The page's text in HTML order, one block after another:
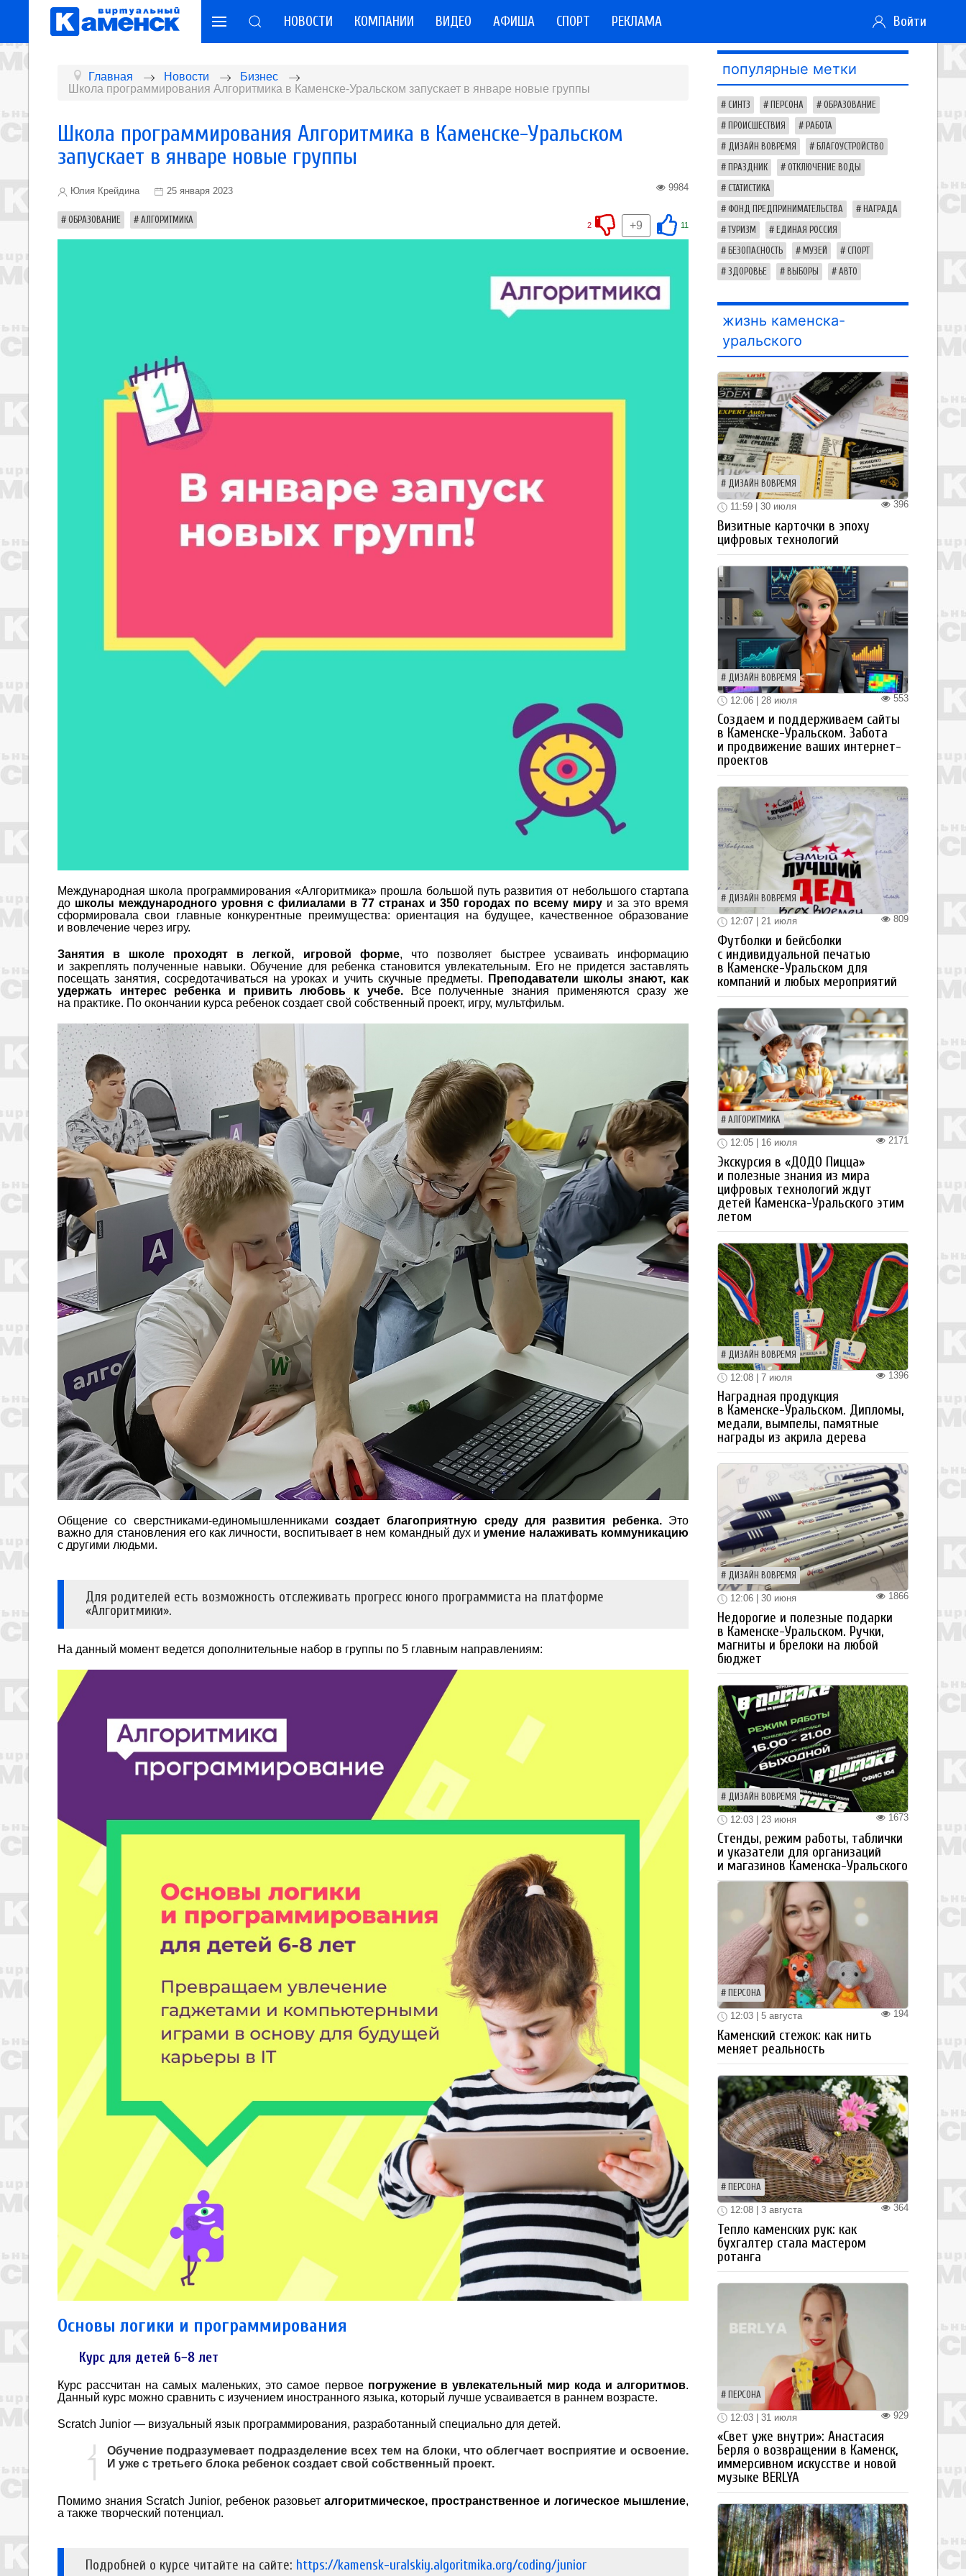
НОВОСТИ КОМПАНИИ ВИДЕО АФИША СПОРТ РЕКЛАМА Войти
Главная Новости
Бизнес
Школа программирования Алгоритмика в Каменске-Уральском запускает в январе новые группы
Школа программирования Алгоритмика в Каменске-Уральском
запускает в январе новые группы
Юлия Крейдина 25 января 2023 9984
ОБРАЗОВАНИЕ АЛГОРИТМИКА 11
+9
2
Международная школа программирования «Алгоритмика» прошла большой путь развития от небольшого стартапа
до школы международного уровня с филиалами в 77 странах и 350 городах по всему миру и за это время
сформировала свои главные конкурентные преимущества: ориентация на будущее, качественное образование
и вовлечение через игру.
Занятия в школе проходят в легкой, игровой форме, что позволяет быстрее усваивать информацию
и закреплять полученные навыки. Обучение для ребенка становится увлекательным. Его не придется заставлять
посещать занятия, сосредотачиваться на уроках и учить скучные предметы.
Преподаватели школы знают, как
удержать интерес ребенка и привить любовь к учебе.Все полученные знания применяются сразу же
на практике. По окончании курса ребенок создает свой собственный проект, игру, мультфильм.
Общение со сверстниками-единомышленниками создает благоприятную среду для развития ребенка.Это
важно для становления его как личности, воспитывает в нем командный дух иумение налаживать коммуникацию
с другими людьми.
Для родителей есть возможность отслеживать прогресс юного программиста на платформе
«Алгоритмики».
На данный момент ведется дополнительные набор в группы по 5 главным направлениям:
Основы логики и программирования
Курс для детей 6−8 лет
Курс рассчитан на самых маленьких, это самое первое погружение в увлекательный мир кода и алгоритмов.
Данный курс можно сравнить с изучением иностранного языка, который лучше усваивается в раннем возрасте.
Scratch Junior — визуальный язык программирования, разработанный специально для детей.
Обучение подразумевает подразделение всех тем на блоки, что облегчает восприятие и освоение.
И уже с третьего блока ребенок создает свой собственный проект.
Помимо знания Scratch Junior, ребенок разовьет алгоритмическое, пространственное и логическое мышление,
а также творческий потенциал.
Подробней о курсе читайте на сайте: https://kamensk-uralskiy.algoritmika.org/coding/junior
популярные метки
СИНТЗ ПЕРСОНА ОБРАЗОВАНИЕ
ПРОИСШЕСТВИЯ РАБОТА
ДИЗАЙН ВОВРЕМЯ БЛАГОУСТРОЙСТВО
ПРАЗДНИК ОТКЛЮЧЕНИЕ ВОДЫ
СТАТИСТИКА
ФОНД ПРЕДПРИНИМАТЕЛЬСТВА НАГРАДА
ТУРИЗМ ЕДИНАЯ РОССИЯ
БЕЗОПАСНОСТЬ МУЗЕЙ СПОРТ
ЗДОРОВЬЕ ВЫБОРЫ АВТО
жизнь каменска-
уральского
ДИЗАЙН ВОВРЕМЯ
396
11:59 | 30 июля
Визитные карточки в эпоху
цифровых технологий
ДИЗАЙН ВОВРЕМЯ
553
12:06 | 28 июля
Создаем и поддерживаем сайты
в Каменске-Уральском. Забота
и продвижение ваших интернет-
проектов
ДИЗАЙН ВОВРЕМЯ
809
12:07 | 21 июля
Футболки и бейсболки
с индивидуальной печатью
в Каменске-Уральском для
компаний и любых мероприятий
АЛГОРИТМИКА
2171
12:05 | 16 июля
Экскурсия в «ДОДО Пицца»
и полезные знания из мира
цифровых технологий ждут
детей Каменска-Уральского этим
летом
ДИЗАЙН ВОВРЕМЯ
1396
12:08 | 7 июля
Наградная продукция
в Каменске-Уральском. Дипломы,
медали, вымпелы, памятные
награды из акрила дерева
ДИЗАЙН ВОВРЕМЯ
1866
12:06 | 30 июня
Недорогие и полезные подарки
в Каменске-Уральском. Ручки,
магниты и брелоки на любой
бюджет
ДИЗАЙН ВОВРЕМЯ
1673
12:03 | 23 июня
Стенды, режим работы, таблички
и указатели для организаций
и магазинов Каменска-Уральского
ПЕРСОНА
194
12:03 | 5 августа
Каменский стежок: как нить
меняет реальность
ПЕРСОНА
364
12:08 | 3 августа
Тепло каменских рук: как
бухгалтер стала мастером
ротанга
ПЕРСОНА
929
12:03 | 31 июля
«Свет уже внутри»: Анастасия
Берля о возвращении в Каменск,
иммерсивном искусстве и новой
музыке BERLYA